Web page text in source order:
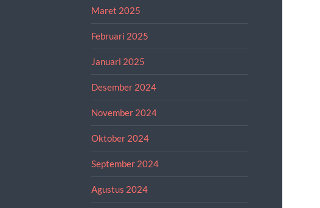
Maret 2025
Februari 2025
Januari 2025
Desember 2024
November 2024
Oktober 2024
September 2024
Agustus 2024